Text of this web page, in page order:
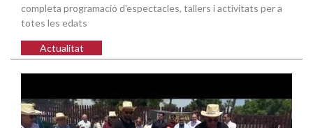
completa programació d'espectacles, tallers i activitats per a
totes les edats
Actualitat